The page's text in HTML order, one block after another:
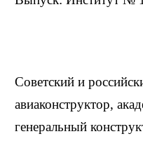
Советский и
авиаконструктор,
генеральный